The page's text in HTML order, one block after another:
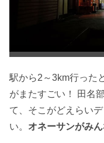
駅から2～3km行った
がまたすごい！ 田名
て、そこがどえらい
い。 オネーサンがみ